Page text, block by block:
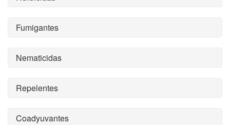
Fumigantes
Nematicidas
Repelentes
Coadyuvantes